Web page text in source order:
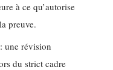
à ce qu’autorise
preuve.
une révision
du strict cadre